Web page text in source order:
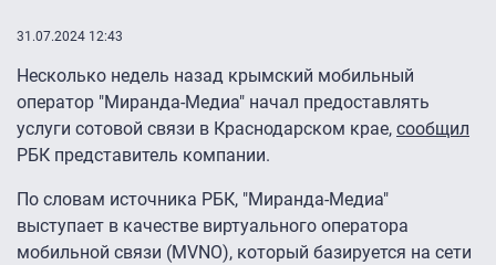
31.07.2024 12:43
Несколько недель назад крымский мобильный
оператор "Миранда-Медиа" начал предоставлять
услуги сотовой связи в Краснодарском крае, сообщил
РБК представитель компании.
По словам источника РБК, "Миранда-Медиа"
выступает в качестве виртуального оператора
мобильной связи (MVNO), который базируется на сети